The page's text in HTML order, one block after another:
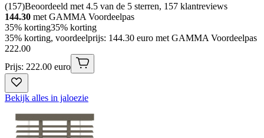
(157)Beoordeeld met 4.5 van de 5 sterren, 157 klantreviews
144.30 met GAMMA Voordeelpas
35% korting35% korting
35% korting, voordeelprijs: 144.30 euro met GAMMA Voordeelpas
222.00
Prijs: 222.00 euro
Bekijk alles in jaloezie